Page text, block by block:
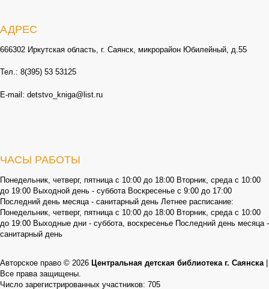
АДРЕС
666302 Иркутская область, г. Саянск, микрорайон Юбилейный, д.55
Тел.: 8(395) 53 53125
E-mail: detstvo_kniga@list.ru
ЧАСЫ РАБОТЫ
Понедельник, четверг, пятница с 10:00 до 18:00 Вторник, среда с 10:00
до 19:00 Выходной день - суббота Воскресенье с 9:00 до 17:00
Последний день месяца - санитарный день Летнее расписание:
Понедельник, четверг, пятница с 10:00 до 18:00 Вторник, среда с 10:00
до 19:00 Выходные дни - суббота, воскресенье Последний день месяца -
санитарный день
Авторское право © 2026 Центральная детская библиотека г. Саянска
Все права защищены.
Число зарегистрированных участников: 705